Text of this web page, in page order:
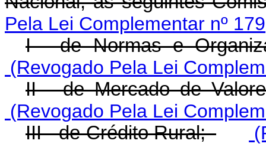
Pela Lei Complementar nº
I - de Normas e
(Revogado Pela Lei
II - de Mercado de
(Revogado Pela Lei
III - de Crédito Rural;